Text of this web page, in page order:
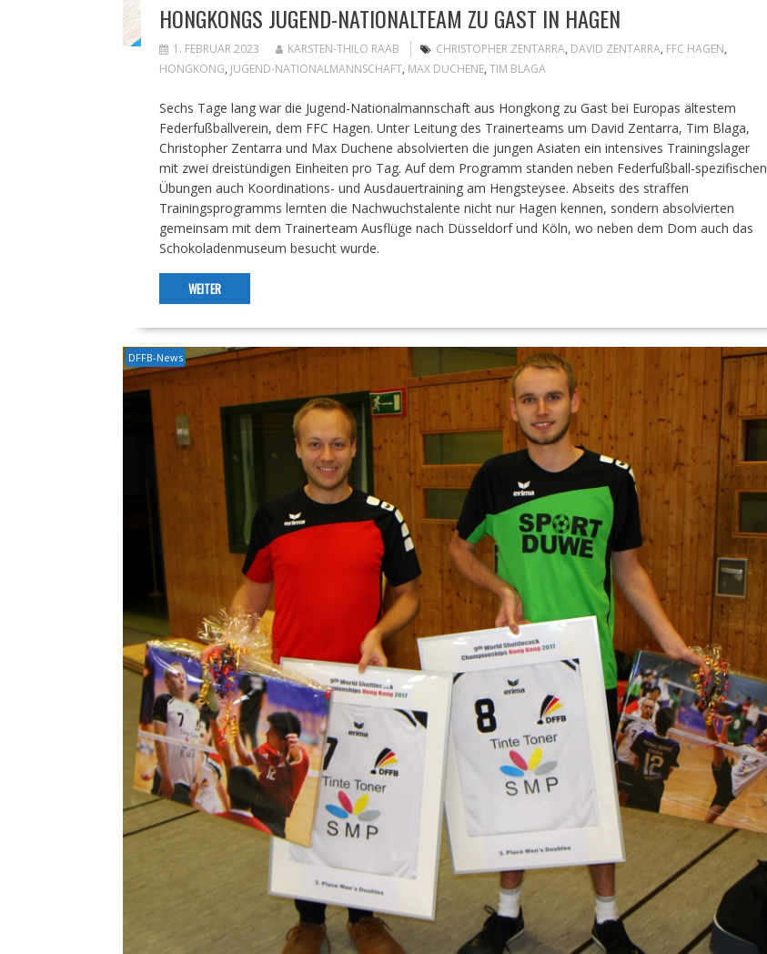
HONGKONGS JUGEND-NATIONALTEAM ZU GAST IN HAGEN
1. FEBRUAR 2023 KARSTEN-THILO RAAB CHRISTOPHER ZENTARRA, DAVID ZENTARRA, FFC HAGEN,
HONGKONG, JUGEND-NATIONALMANNSCHAFT, MAX DUCHENE, TIM BLAGA
Sechs Tage lang war die Jugend-Nationalmannschaft aus Hongkong zu Gast bei Europas ältestem
Federfußballverein, dem FFC Hagen. Unter Leitung des Trainerteams um David Zentarra, Tim Blaga,
Christopher Zentarra und Max Duchene absolvierten die jungen Asiaten ein intensives Trainingslager
mit zwei dreistündigen Einheiten pro Tag. Auf dem Programm standen neben Federfußball-spezifischen
Übungen auch Koordinations- und Ausdauertraining am Hengsteysee. Abseits des straffen
Trainingsprogramms lernten die Nachwuchstalente nicht nur Hagen kennen, sondern absolvierten
gemeinsam mit dem Trainerteam Ausflüge nach Düsseldorf und Köln, wo neben dem Dom auch das
Schokoladenmuseum besucht wurde.
WEITER
DFFB-News